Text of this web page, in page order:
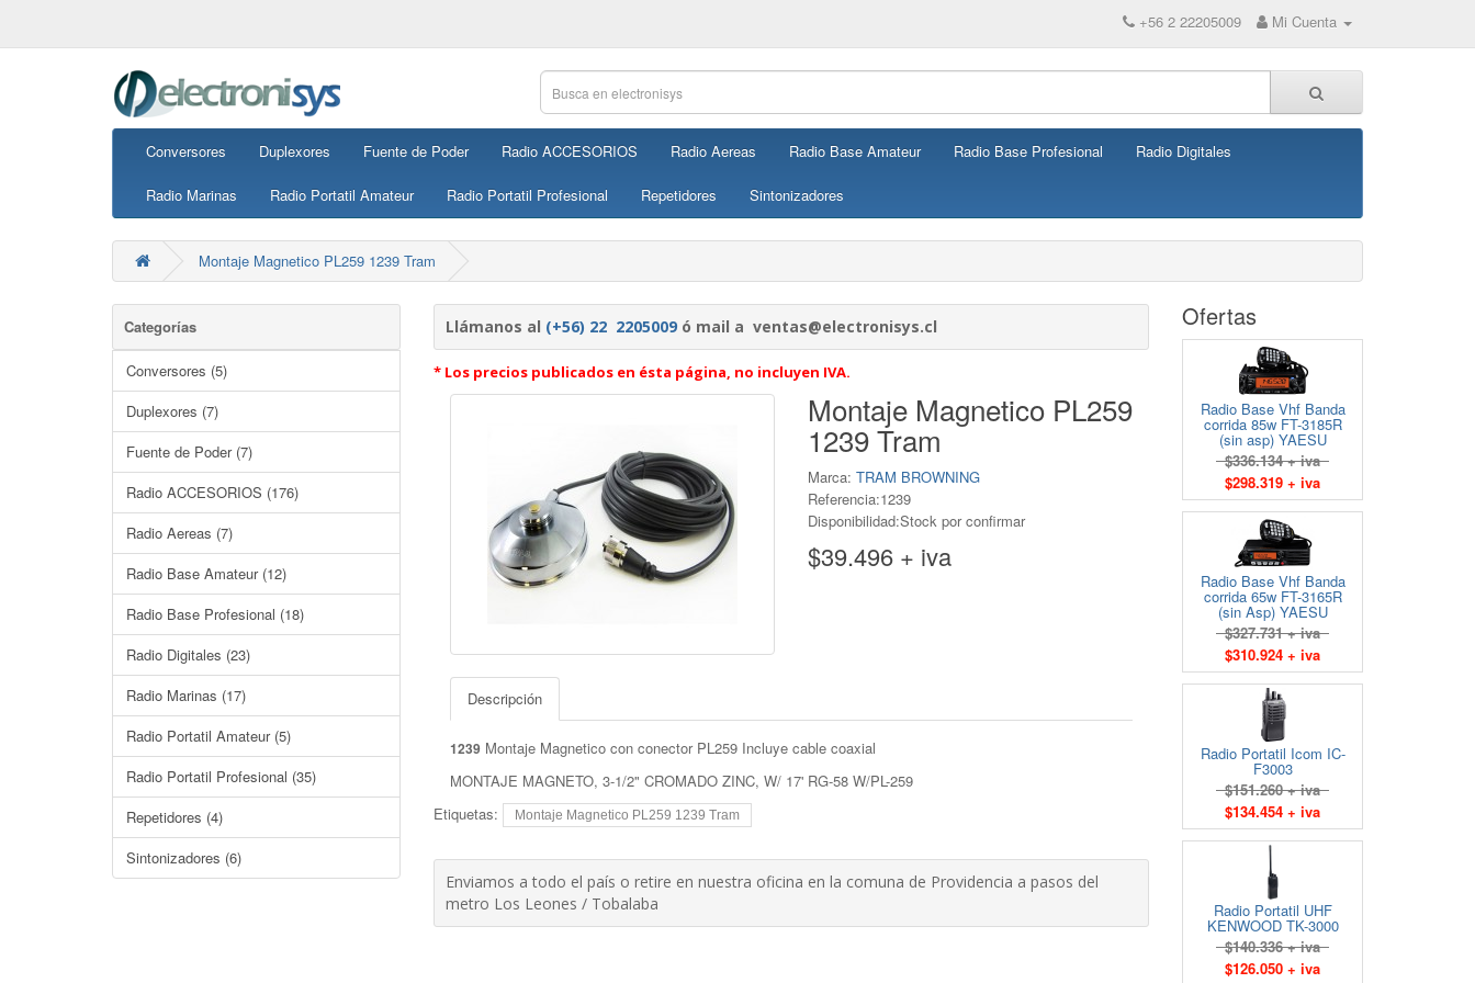
+56 2 22205009 Mi Cuenta
Conversores Duplexores Fuente de Poder Radio ACCESORIOS Radio Aereas Radio Base Amateur Radio Base Profesional Radio Digitales
Radio Marinas Radio Portatil Amateur Radio Portatil Profesional Repetidores Sintonizadores
Montaje Magnetico PL259 1239 Tram
Categorías
Conversores (5)
Duplexores (7)
Fuente de Poder (7)
Radio ACCESORIOS (176)
Radio Aereas (7)
Radio Base Amateur (12)
Radio Base Profesional (18)
Radio Digitales (23)
Radio Marinas (17)
Radio Portatil Amateur (5)
Radio Portatil Profesional (35)
Repetidores (4)
Sintonizadores (6)
Llámanos al (+56) 22 2205009ó mail a ventas@electronisys.cl
* Los precios publicados en ésta página, no incluyen IVA.
Montaje Magnetico PL259
1239 Tram
Marca: TRAM BROWNING
Referencia:1239
Disponibilidad:Stock por confirmar
$39.496 + iva
Descripción
1239Montaje Magnetico con conector PL259 Incluye cable coaxial
MONTAJE MAGNETO, 3-1/2" CROMADO ZINC, W/ 17' RG-58 W/PL-259
Etiquetas:
Montaje Magnetico PL259 1239 Tram
Enviamos a todo el país o retire en nuestra oficina en la comuna de Providencia a pasos del
metro Los Leones / Tobalaba
Ofertas
Radio Base Vhf Banda
corrida 85w FT-3185R
(sin asp) YAESU
$336.134 + iva
$298.319 + iva
Radio Base Vhf Banda
corrida 65w FT-3165R
(sin Asp) YAESU
$327.731 + iva
$310.924 + iva
Radio Portatil Icom IC-
F3003
$151.260 + iva
$134.454 + iva
Radio Portatil UHF
KENWOOD TK-3000
$140.336 + iva
$126.050 + iva